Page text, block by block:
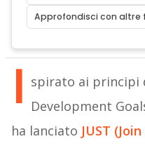
Approfondisci con altre
I spirato ai principi
Development
ha lanciato JUST